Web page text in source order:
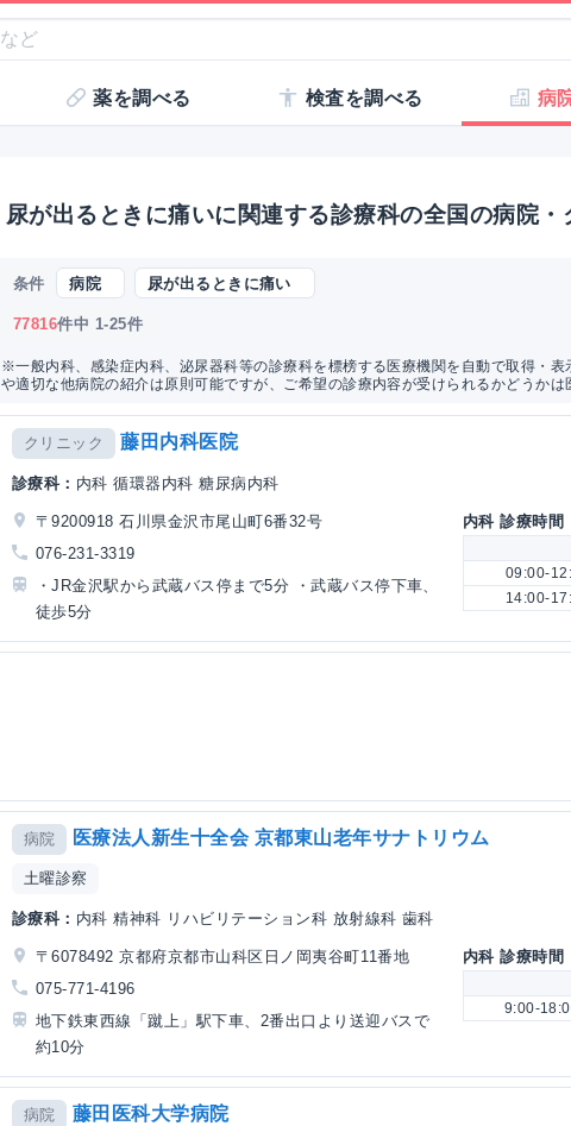
薬を調べる 検査を調べる 病
尿が出るときに痛いに関連する診療科の全国の病院
条件 病院 尿が出るときに痛い
77816件中 1-25件
※一般内科、感染症内科、泌尿器科等の診療科を標榜する医療機関を自動で取得・
や適切な他病院の紹介は原則可能ですが、ご希望の診療内容が受けられるかどうかは
クリニック 藤田内科医院
診療科： 内科 循環器内科 糖尿病内科
〒9200918 石川県金沢市尾山町6番32号
076-231-3319
・JR金沢駅から武蔵バス停まで5分 ・武蔵バス停下車、
徒歩5分
内科 診療時間
09:00-
14:00-
病院 医療法人新生十全会 京都東山老年サナトリウム
土曜診察
診療科： 内科 精神科 リハビリテーション科 放射線科 歯科
〒6078492 京都府京都市山科区日ノ岡夷谷町11番地
075-771-4196
地下鉄東西線「蹴上」駅下車、2番出口より送迎バスで
約10分
内科 診療時間
9:00-
病院 藤田医科大学病院